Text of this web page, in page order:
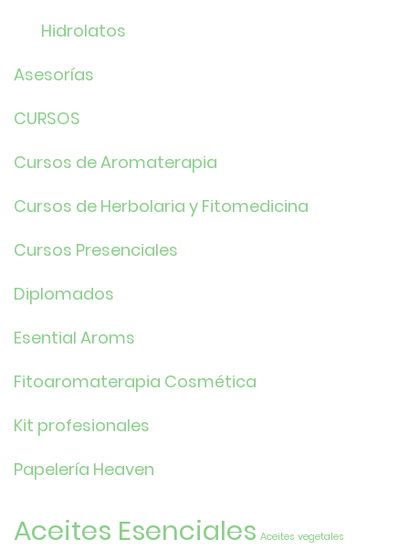
Hidrolatos
Asesorías
CURSOS
Cursos de Aromaterapia
Cursos de Herbolaria y Fitomedicina
Cursos Presenciales
Diplomados
Esential Aroms
Fitoaromaterapia Cosmética
Kit profesionales
Papelería Heaven
Aceites Esenciales Aceites vegetales